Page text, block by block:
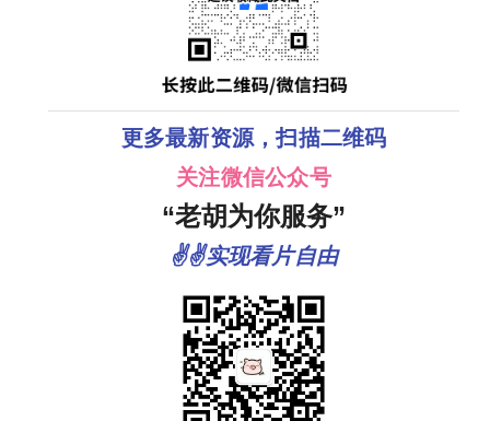
更多最新资源，扫描二维码
关注微信公众号
“老胡为你服务”
✌✌实现看片自由